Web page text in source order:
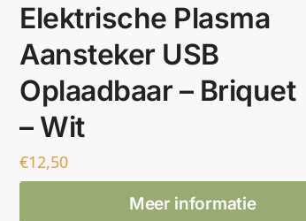
Elektrische Plasma
Aansteker USB
Oplaadbaar – Briquet
– Wit
€12,50
Meer informatie